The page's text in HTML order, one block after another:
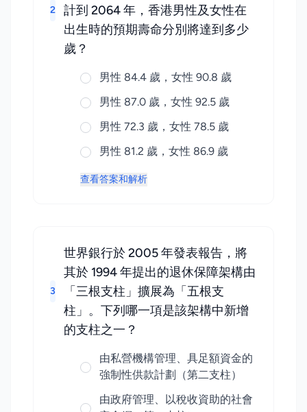
2
計到 2064 年，香港男性及女性在
出生時的預期壽命分別將達到多少
歲？
男性 84.4 歲，女性 90.8 歲
男性 87.0 歲，女性 92.5 歲
男性 72.3 歲，女性 78.5 歲
男性 81.2 歲，女性 86.9 歲
查看答案和解析
3
世界銀行於 2005 年發表報告，將
其於 1994 年提出的退休保障架構由
「三根支柱」擴展為「五根支
柱」。下列哪一項是該架構中新增
的支柱之一？
由私營機構管理、具足額資金的
強制性供款計劃（第二支柱）
由政府管理、以稅收資助的社會